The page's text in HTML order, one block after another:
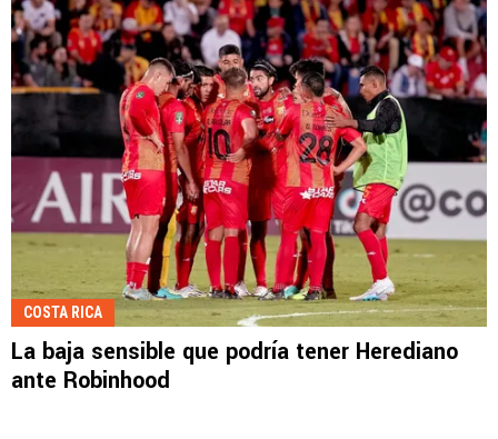
COSTA RICA
La baja sensible que podría tener Herediano
ante Robinhood